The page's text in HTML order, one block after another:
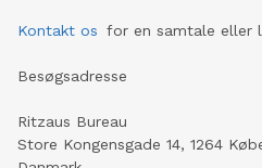
Kontakt os for en samtale eller
Besøgsadresse
Ritzaus Bureau
Store Kongensgade 14, 1264